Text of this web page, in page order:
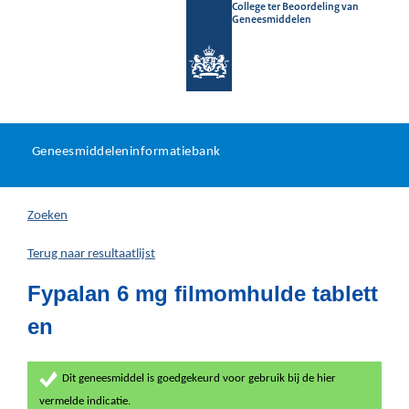
College ter Beoordeling van
Geneesmiddelen
U
hier:
Geneesmiddeleninformatiebank
Zoeken
Terug naar resultaatlijst
Fypalan 6 mg filmomhulde tablett
en
Dit geneesmiddel is goedgekeurd voor gebruik bij de hier
vermelde indicatie.